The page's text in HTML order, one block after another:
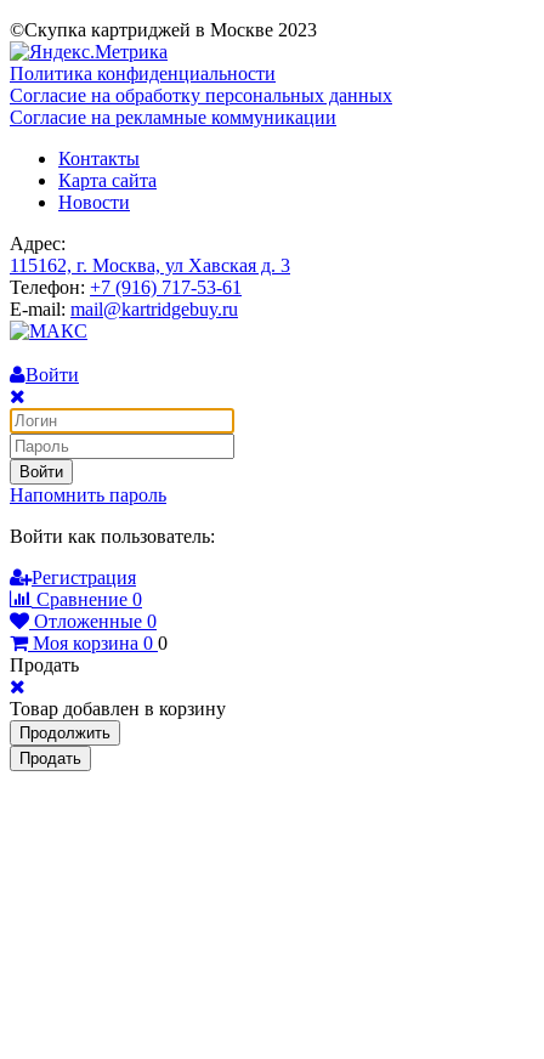
©Скупка картриджей в Москве 2023
Политика конфиденциальности
Согласие на обработку персональных данных
Согласие на рекламные коммуникации
Контакты
Карта сайта
Новости
Адрес:
115162, г. Москва, ул Хавская д. 3
Телефон: +7 (916) 717-53-61
E-mail: mail@kartridgebuy.ru
Войти
Войти
Напомнить пароль
Войти как пользователь:
Регистрация
Сравнение 0
Отложенные 0
Моя корзина 0 0
Продать
Товар добавлен в корзину
Продолжить
Продать